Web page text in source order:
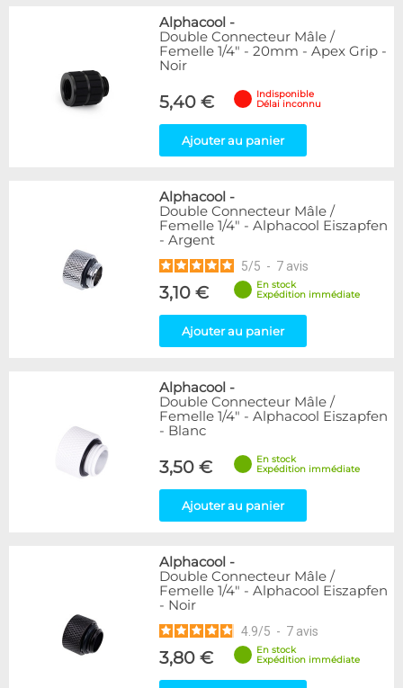
Alphacool -
Double Connecteur Mâle /
Femelle 1/4" - 20mm - Apex Grip -
Noir
5,40 €
Indisponible
Délai inconnu
Ajouter au panier
Alphacool -
Double Connecteur Mâle /
Femelle 1/4" - Alphacool Eiszapfen
- Argent
5/5 - 7 avis
3,10 €
En stock
Expédition immédiate
Ajouter au panier
Alphacool -
Double Connecteur Mâle /
Femelle 1/4" - Alphacool Eiszapfen
- Blanc
3,50 €
En stock
Expédition immédiate
Ajouter au panier
Alphacool -
Double Connecteur Mâle /
Femelle 1/4" - Alphacool Eiszapfen
- Noir
4.9/5 - 7 avis
3,80 €
En stock
Expédition immédiate